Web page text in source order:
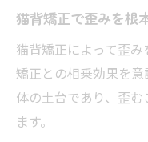
猫背矯正で歪みを根
猫背矯正によって歪
矯正との相乗効果を
体の土台であり、歪
ます。